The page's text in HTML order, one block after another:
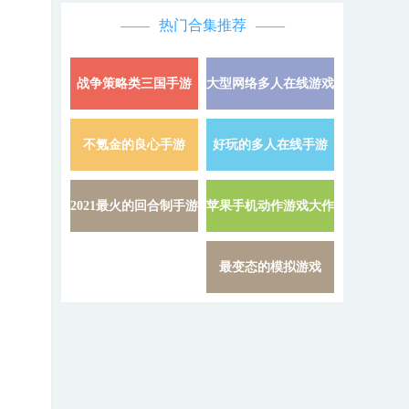
热门合集推荐
战争策略类三国手游 详情 »
大型网络多人在线游戏
不氪金的良心手游 详情 »
好玩的多人在线手游
2021最火的回合制手游 详情 »
苹果手机动作游戏大作
最变态的模拟游戏